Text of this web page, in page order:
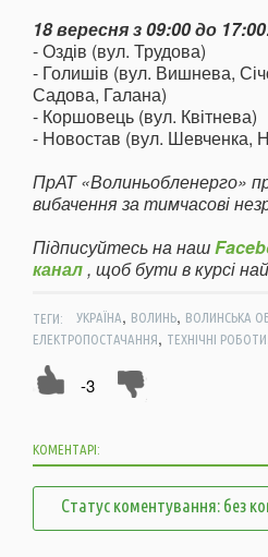
18 вересня з 09:00 до
- Оздів (вул. Трудова)
- Голишів (вул. Вишнева,
Садова, Галана)
- Коршовець (вул. Квітнева)
- Новостав (вул. Шевченка,
ПрАТ «Волиньобленерго»
вибачення за тимчасові
Підписуйтесь на наш
канал, щоб бути в курсі
ТЕГИ: УКРАЇНА, ВОЛИНЬ, ВОЛИНСЬКА
ЕЛЕКТРОПОСТАЧАННЯ, ТЕХНІЧНІ РОБОТИ
-3
КОМЕНТАРІ:
Статус коментування: без